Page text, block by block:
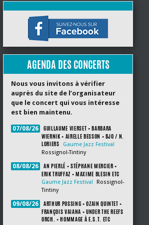
AGENDA DES CONCERTS
Nous vous invitons à vérifier
auprès du site de l’organisateur
que le concert qui vous intéresse
est bien maintenu.
07/08/26
GUILLAUME VIERSET + BARBARA
WIERNIK + AIRELLE BESSON + BJO / N.
LORIERS
Gaume Jazz Festival
Rossignol-Tintiny
08/08/26
AN PIERLÉ + STÉPHANE MERCIER +
ERIK TRUFFAZ + MAXIME BLESIN ETC
Gaume Jazz Festival
Rossignol-
Tintiny
09/08/26
ARTHUR POSSING + OZAIN QUINTET +
FRANÇOIS VAIANA + UNDER THE REEFS
ORCH. + HOMMAGE À E.S.T. ETC